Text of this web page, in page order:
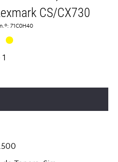
CS/CX730
71C0H40